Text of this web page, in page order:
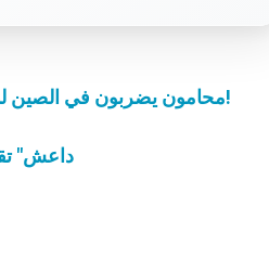
محامون يضربون في الصين لمطالبتهم برؤية موكليهم المسيحيين المسجونين!
"داعش"